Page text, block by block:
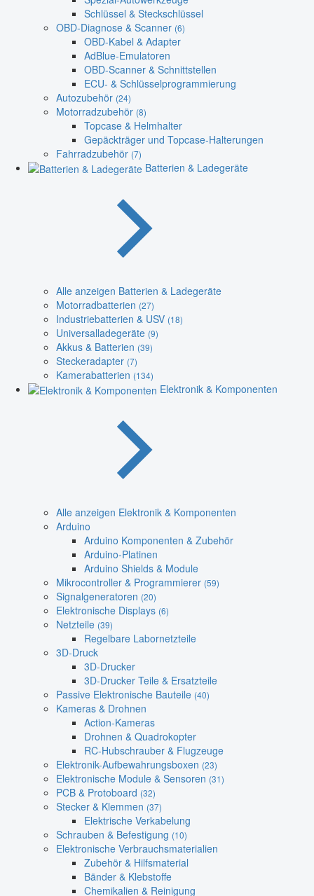
Schlüssel & Steckschlüssel
OBD-Diagnose & Scanner (6)
OBD-Kabel & Adapter
AdBlue-Emulatoren
OBD-Scanner & Schnittstellen
ECU- & Schlüsselprogrammierung
Autozubehör (24)
Motorradzubehör (8)
Topcase & Helmhalter
Gepäckträger und Topcase-Halterungen
Fahrradzubehör (7)
Batterien & Ladegeräte
Alle anzeigen Batterien & Ladegeräte
Motorradbatterien (27)
Industriebatterien & USV (18)
Universalladegeräte (9)
Akkus & Batterien (39)
Steckeradapter (7)
Kamerabatterien (134)
Elektronik & Komponenten
Alle anzeigen Elektronik & Komponenten
Arduino
Arduino Komponenten & Zubehör
Arduino-Platinen
Arduino Shields & Module
Mikrocontroller & Programmierer (59)
Signalgeneratoren (20)
Elektronische Displays (6)
Netzteile (39)
Regelbare Labornetzteile
3D-Druck
3D-Drucker
3D-Drucker Teile & Ersatzteile
Passive Elektronische Bauteile (40)
Kameras & Drohnen
Action-Kameras
Drohnen & Quadrokopter
RC-Hubschrauber & Flugzeuge
Elektronik-Aufbewahrungsboxen (23)
Elektronische Module & Sensoren (31)
PCB & Protoboard (32)
Stecker & Klemmen (37)
Elektrische Verkabelung
Schrauben & Befestigung (10)
Elektronische Verbrauchsmaterialien
Zubehör & Hilfsmaterial
Bänder & Klebstoffe
Chemikalien & Reinigung